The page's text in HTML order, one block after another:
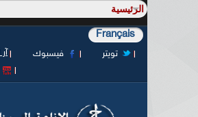
Français
فيسبوك
تويتر